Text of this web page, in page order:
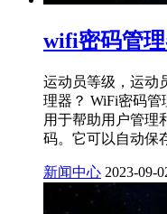
wifi密码管
运动员等级，运动
理器？ WiFi密码管
用于帮助用户管理
码。它可以自动保
新闻中心 2023-09-